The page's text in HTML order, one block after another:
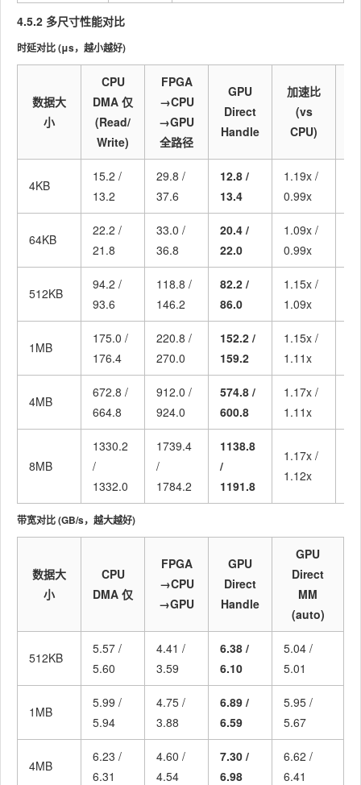
4.5.2 多尺寸性能对比
时延对比 (μs，越小越好)
数据大
小
CPU
DMA 仅
(Read/
Write)
FPGA
→CPU
→GPU
全路径
GPU
Direct
Handle
加速比
(vs
CPU)
4KB
15.2 /
13.2
29.8 /
37.6
12.8 /
13.4
1.19x /
0.99x
64KB
22.2 /
21.8
33.0 /
36.8
20.4 /
22.0
1.09x /
0.99x
512KB
94.2 /
93.6
118.8 /
146.2
82.2 /
86.0
1.15x /
1.09x
1MB
175.0 /
176.4
220.8 /
270.0
152.2 /
159.2
1.15x /
1.11x
4MB
672.8 /
664.8
912.0 /
924.0
574.8 /
600.8
1.17x /
1.11x
8MB
1330.2
/
1332.0
1739.4
/
1784.2
1138.8
/
1191.8
1.17x /
1.12x
带宽对比 (GB/s，越大越好)
数据大
小
CPU
DMA 仅
FPGA
→CPU
→GPU
GPU
Direct
Handle
GPU
Direct
MM
(auto)
512KB
5.57 /
5.60
4.41 /
3.59
6.38 /
6.10
5.04 /
5.01
1MB
5.99 /
5.94
4.75 /
3.88
6.89 /
6.59
5.95 /
5.67
4MB
6.23 /
6.31
4.60 /
4.54
7.30 /
6.98
6.62 /
6.41